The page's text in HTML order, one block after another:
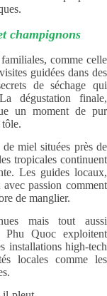
champignons
comme celle
guidées dans des
de séchage qui
dégustation finale,
un moment de pur
miel situées près de
tropicales continuent
Les guides locaux,
passion comment
de manglier.
mais tout aussi
Phu Quoc exploitent
installations high-tech
locales comme les